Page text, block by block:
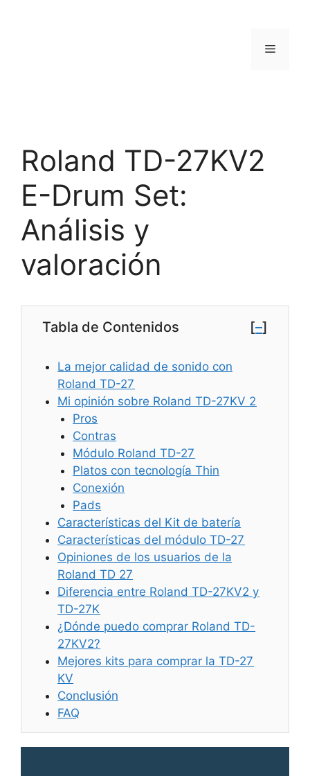
Menú
Roland TD-27KV2
E-Drum Set:
Análisis y
valoración
Tabla de Contenidos [–]
La mejor calidad de sonido con
Roland TD-27
Mi opinión sobre Roland TD-27KV 2
Pros
Contras
Módulo Roland TD-27
Platos con tecnología Thin
Conexión
Pads
Características del Kit de batería
Características del módulo TD-27
Opiniones de los usuarios de la
Roland TD 27
Diferencia entre Roland TD-27KV2 y
TD-27K
¿Dónde puedo comprar Roland TD-
27KV2?
Mejores kits para comprar la TD-27
KV
Conclusión
FAQ